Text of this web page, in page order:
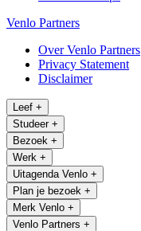
Venlo Partners
Over Venlo Partners
Privacy Statement
Disclaimer
Leef +
Studeer +
Bezoek +
Werk +
Uitagenda Venlo +
Plan je bezoek +
Merk Venlo +
Venlo Partners +